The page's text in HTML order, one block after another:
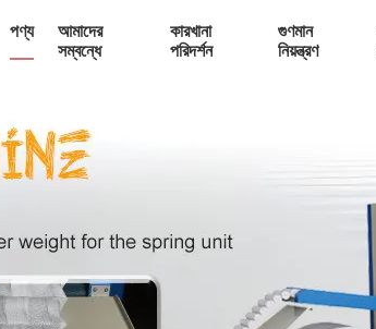
পণ্য
আমাদের
সম্বন্ধে
কারখানা
পরিদর্শন
গুণমান
নিয়ন্ত্রণ